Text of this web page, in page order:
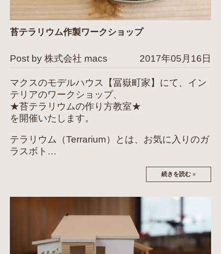
苔テラリウム作製ワークショップ
Post by 株式会社 macs 2017年05月16日
マクスのモデルハウス【冨嶽町家】にて、イン
テリアのワークショップ、
★苔テラリウムの作り方教室★
を開催いたします。
テラリウム（Terrarium）とは、お気に入りのガ
ラスボト…
続きを読む »